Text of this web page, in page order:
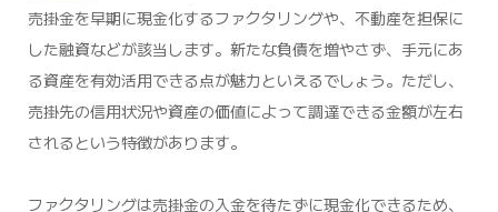
売掛金を早期に現金化するファクタリングや、不動産を担保に
した融資などが該当します。新たな負債を増やさず、手元にあ
る資産を有効活用できる点が魅力といえるでしょう。ただし、
売掛先の信用状況や資産の価値によって調達できる金額が左右
されるという特徴があります。
ファクタリングは売掛金の入金を待たずに現金化できるため、